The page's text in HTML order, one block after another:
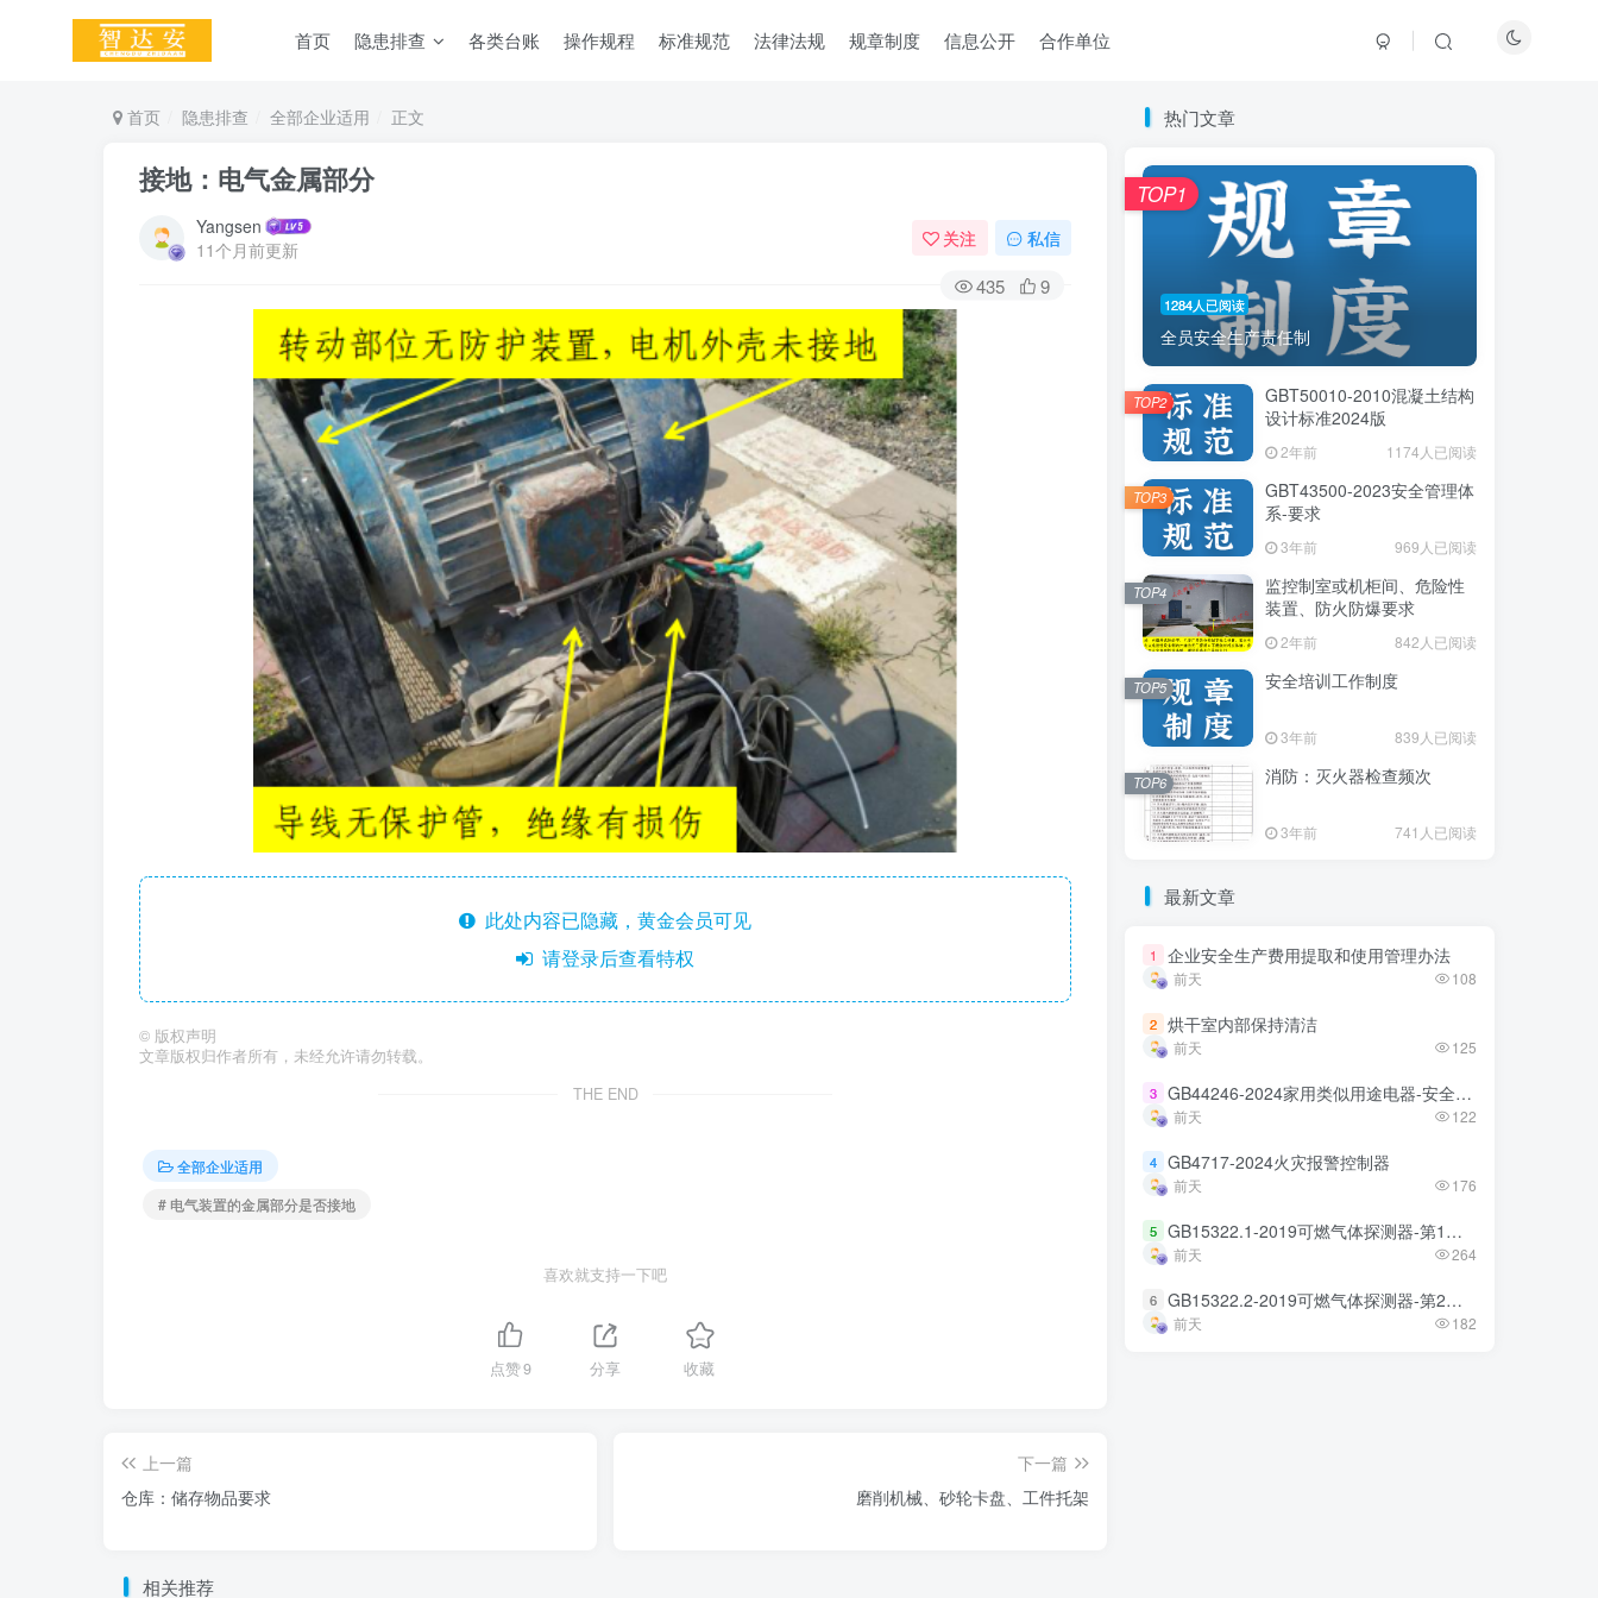
首页 隐患排查 各类台账 操作规程 标准规范 法律法规 规章制度 信息公开 合作单位
首页 隐患排查 全部企业适用 正文
接地：电气金属部分
Yangsen
11个月前更新
关注 私信
435 9
此处内容已隐藏，黄金会员可见
请登录后查看特权
© 版权声明
文章版权归作者所有，未经允许请勿转载。
THE END
全部企业适用
# 电气装置的金属部分是否接地
喜欢就支持一下吧
点赞9 分享 收藏
上一篇
仓库：储存物品要求
下一篇
磨削机械、砂轮卡盘、工件托架
相关推荐
热门文章
1284人已阅读
全员安全生产责任制
TOP1
GBT50010-2010混凝土结构
设计标准2024版
2年前 1174人已阅读
TOP2
GBT43500-2023安全管理体
系-要求
3年前 969人已阅读
TOP3
监控制室或机柜间、危险性
装置、防火防爆要求
2年前 842人已阅读
TOP4
安全培训工作制度
3年前 839人已阅读
TOP5
消防：灭火器检查频次
3年前 741人已阅读
TOP6
最新文章
1 企业安全生产费用提取和使用管理办法
前天 108
2 烘干室内部保持清洁
前天 125
3 GB44246-2024家用类似用途电器-安全技术规范
前天 122
4 GB4717-2024火灾报警控制器
前天 176
5 GB15322.1-2019可燃气体探测器-第1部分
前天 264
6 GB15322.2-2019可燃气体探测器-第2部分
前天 182
热门文章
1284人已阅读
全员安全生产责任制
TOP1
GBT50010-2010混凝土结构
设计标准2024版
2年前 1174人已阅读
TOP2
GBT43500-2023安全管理体
系-要求
3年前 969人已阅读
TOP3
监控制室或机柜间、危险性
装置、防火防爆要求
2年前 842人已阅读
TOP4
安全培训工作制度
3年前 839人已阅读
TOP5
消防：灭火器检查频次
3年前 741人已阅读
TOP6
最新文章
1 企业安全生产费用提取和使用管理办法
前天 108
2 烘干室内部保持清洁
前天 125
3 GB44246-2024家用类似用途电器-安全技术规范
前天 122
4 GB4717-2024火灾报警控制器
前天 176
5 GB15322.1-2019可燃气体探测器-第1部分
前天 264
6 GB15322.2-2019可燃气体探测器-第2部分
前天 182